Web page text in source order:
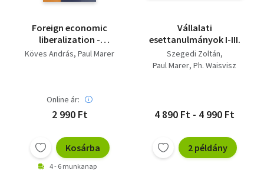
Foreign economic
liberalization -
Dedikált
Köves András Paul Marer
Online ár:
2 990 Ft
Kosárba
4 - 6 munkanap
Vállalati
esettanulmányok I-III.
Szegedi Zoltán
Paul Marer Ph. Waisvisz
4 890 Ft - 4 990 Ft
2 példány